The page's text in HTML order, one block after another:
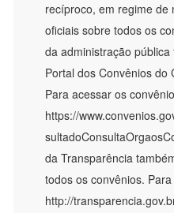
recíproco, em regime de
oficiais sobre todos os
da administração
Portal dos Convênios do
Para acessar os
https://
da Transparência
todos os convênios.
http://